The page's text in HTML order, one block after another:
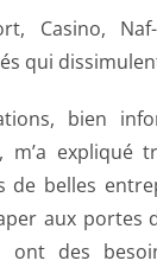
Casino,
qui
bien
m’a expliqué
de belles
aux portes
ont des